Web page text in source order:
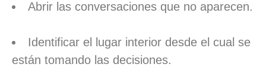
Abrir las conversaciones que no aparecen.
Identificar el lugar interior desde el cual se
están tomando las decisiones.